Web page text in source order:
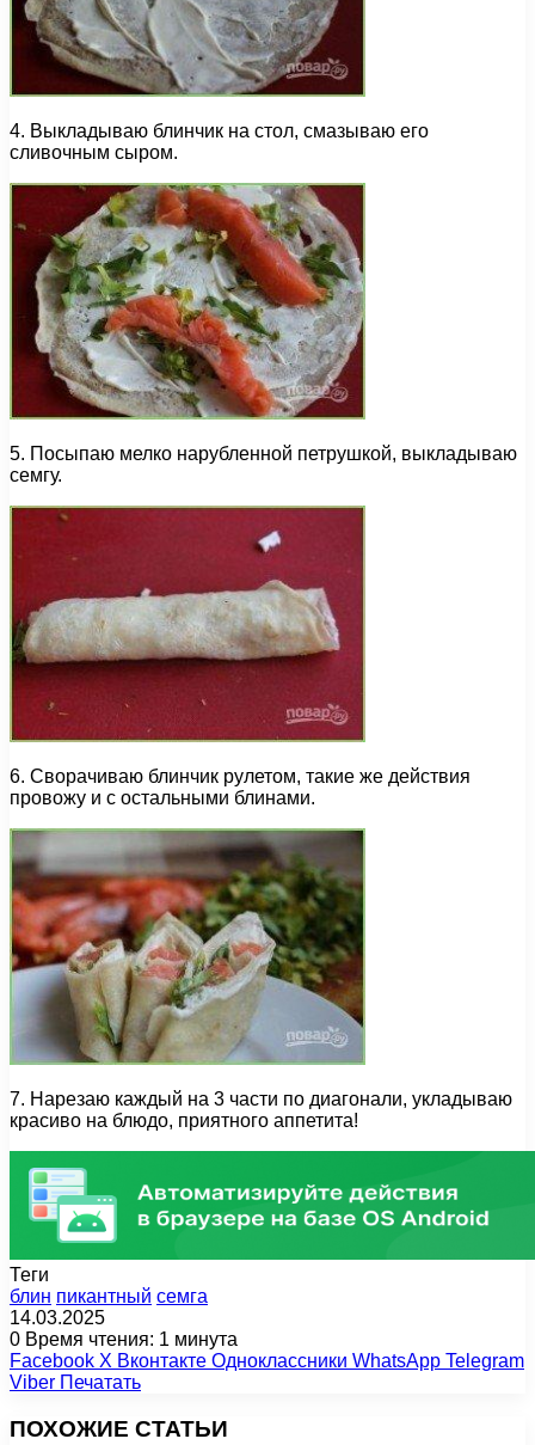
4. Выкладываю блинчик на стол, смазываю его
сливочным сыром.
5. Посыпаю мелко нарубленной петрушкой, выкладываю
семгу.
6. Сворачиваю блинчик рулетом, такие же действия
провожу и с остальными блинами.
7. Нарезаю каждый на 3 части по диагонали, укладываю
красиво на блюдо, приятного аппетита!
Теги
блин пикантный семга
14.03.2025
0 Время чтения: 1 минута
Facebook X Вконтакте Одноклассники WhatsApp Telegram
Viber Печатать
ПОХОЖИЕ СТАТЬИ